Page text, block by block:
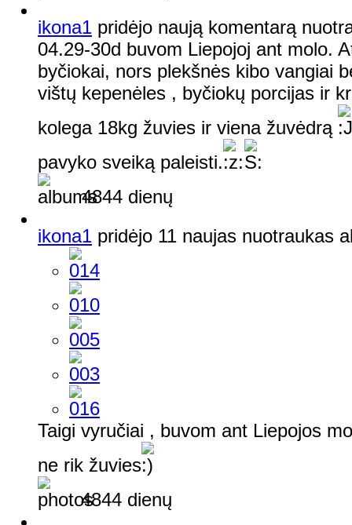
ikona1 pridėjo naują komentarą
04.29-30d buvom Liepojoj ant molo.
byčiokai, nors plekšnės kibo vangiai
vištų kepenėles , byčiokų porcijas ir
kolega 18kg žuvies ir viena žuvėdrą
pavyko sveiką paleisti.
4844 dienų
ikona1 pridėjo 11 naujas nuotraukas
Taigi vyručiai , buvom ant Liepojos
ne rik žuvies
4844 dienų